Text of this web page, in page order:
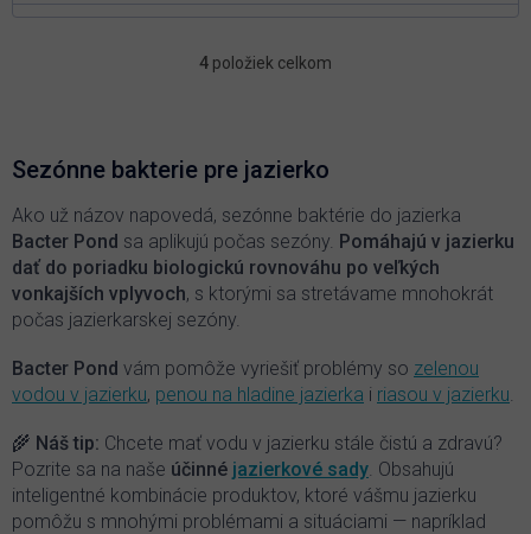
O
d
a
c
e
p
r
y
v
ý
p
i
s
u
4 položiek celkom
Sezónne bakterie pre jazierko
Ako už názov napovedá, sezónne baktérie do jazierka
Bacter Pond sa aplikujú počas sezóny. Pomáhajú v jazierku
dať do poriadku biologickú rovnováhu po veľkých
vonkajších vplyvoch, s ktorými sa stretávame mnohokrát
počas jazierkarskej sezóny.
Bacter Pond vám pomôže vyriešiť problémy so zelenou
vodou v jazierku, penou na hladine jazierka i riasou v jazierku.
🌾 Náš tip: Chcete mať vodu v jazierku stále čistú a zdravú?
Pozrite sa na naše účinné jazierkové sady. Obsahujú
inteligentné kombinácie produktov, ktoré vášmu jazierku
pomôžu s mnohými problémami a situáciami — napríklad